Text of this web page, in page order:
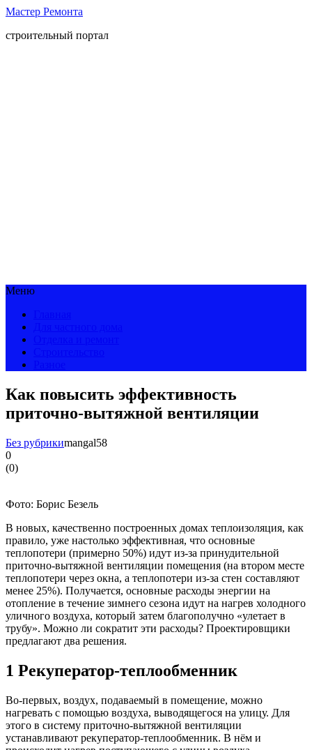
Мастер Ремонта
строительный портал
Меню
Как повысить эффективность
приточно-вытяжной вентиляции
Без рубрикиmangal58
0
(0)
Фото: Борис Безель
В новых, качественно построенных домах теплоизоляция, как
правило, уже настолько эффективная, что основные
теплопотери (примерно 50%) идут из-за принудительной
приточно-вытяжной вентиляции помещения (на втором месте
теплопотери через окна, а теплопотери из-за стен составляют
менее 25%). Получается, основные расходы энергии на
отопление в течение зимнего сезона идут на нагрев холодного
уличного воздуха, который затем благополучно «улетает в
трубу». Можно ли сократит эти расходы? Проектировщики
предлагают два решения.
1 Рекуператор-теплообменник
Во-первых, воздух, подаваемый в помещение, можно
нагревать с помощью воздуха, выводящегося на улицу. Для
этого в систему приточно-вытяжной вентиляции
устанавливают рекуператор-теплообменник. В нём и